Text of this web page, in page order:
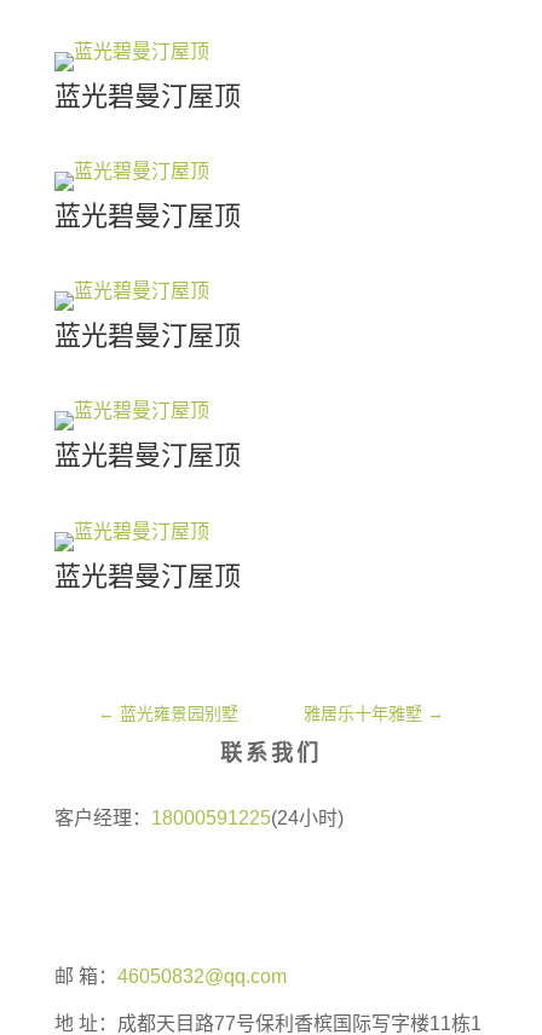
蓝光碧曼汀屋顶
蓝光碧曼汀屋顶
蓝光碧曼汀屋顶
蓝光碧曼汀屋顶
蓝光碧曼汀屋顶
← 蓝光雍景园别墅 雅居乐十年雅墅 →
联系我们
客户经理： 18000591225(24小时)
邮 箱： 46050832@qq.com
地 址： 成都天目路77号保利香槟国际写字楼11栋1